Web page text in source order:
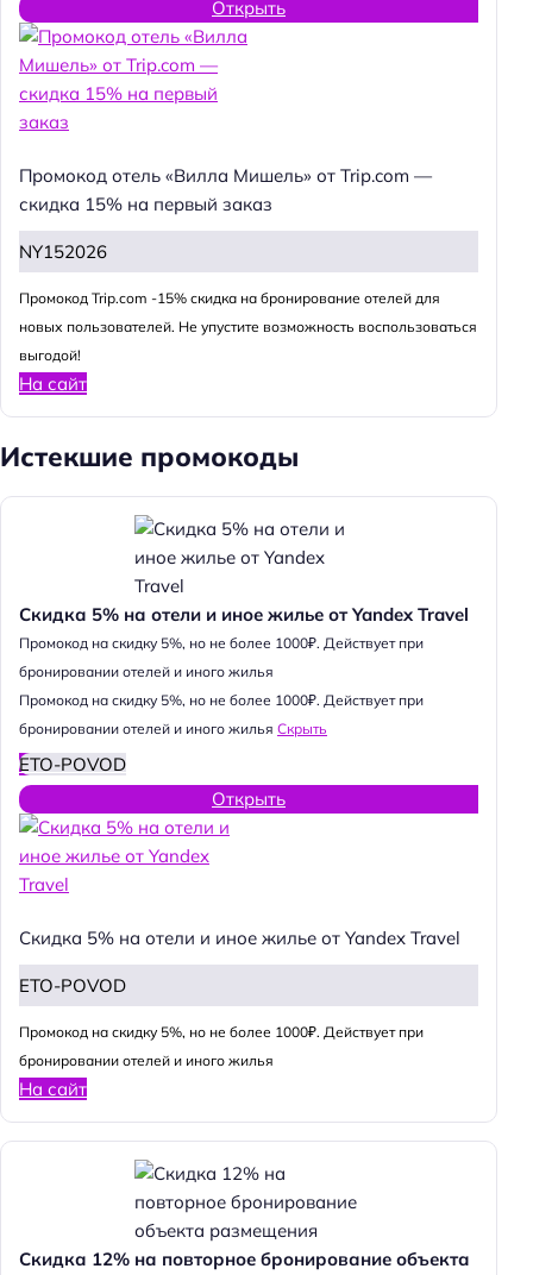
Открыть
Промокод отель «Вилла Мишель» от Trip.com —
скидка 15% на первый заказ
NY152026
Промокод Trip.com -15% скидка на бронирование отелей для
новых пользователей. Не упустите возможность воспользоваться
выгодой!
На сайт
Истекшие промокоды
Скидка 5% на отели и иное жилье от Yandex Travel
Промокод на скидку 5%, но не более 1000₽. Действует при
бронировании отелей и иного жилья
Промокод на скидку 5%, но не более 1000₽. Действует при
бронировании отелей и иного жилья Скрыть
ETO-POVOD
Открыть
Скидка 5% на отели и иное жилье от Yandex Travel
ETO-POVOD
Промокод на скидку 5%, но не более 1000₽. Действует при
бронировании отелей и иного жилья
На сайт
Скидка 12% на повторное бронирование объекта